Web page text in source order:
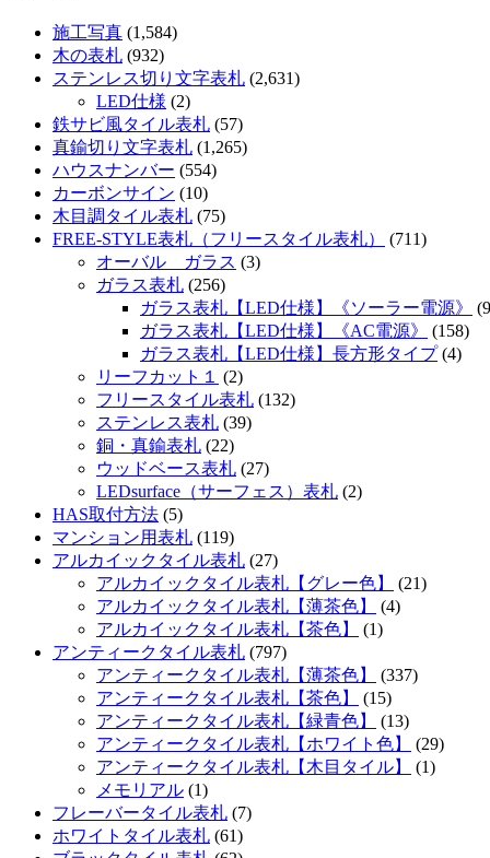
施工写真 (1,584)
木の表札 (932)
ステンレス切り文字表札 (2,631)
LED仕様 (2)
鉄サビ風タイル表札 (57)
真鍮切り文字表札 (1,265)
ハウスナンバー (554)
カーボンサイン (10)
木目調タイル表札 (75)
FREE-STYLE表札（フリースタイル表札）
(711)
オーバル ガラス (3)
ガラス表札 (256)
ガラス表札【LED仕様】《ソーラー電源》
ガラス表札【LED仕様】《AC電源》
(158)
ガラス表札【LED仕様】長方形タイプ(4)
リーフカット１
(2)
フリースタイル表札 (132)
ステンレス表札 (39)
銅・真鍮表札 (22)
ウッドベース表札 (27)
LEDsurface（サーフェス）表札 (2)
HAS取付方法 (5)
マンション用表札 (119)
アルカイックタイル表札 (27)
アルカイックタイル表札【グレー色】
(21)
アルカイックタイル表札【薄茶色】
(4)
アルカイックタイル表札【茶色】
(1)
アンティークタイル表札 (797)
アンティークタイル表札【薄茶色】
(337)
アンティークタイル表札【茶色】
(15)
アンティークタイル表札【緑青色】
(13)
アンティークタイル表札【ホワイト色】
(29)
アンティークタイル表札【木目タイル】
(1)
メモリアル (1)
フレーバータイル表札 (7)
ホワイトタイル表札 (61)